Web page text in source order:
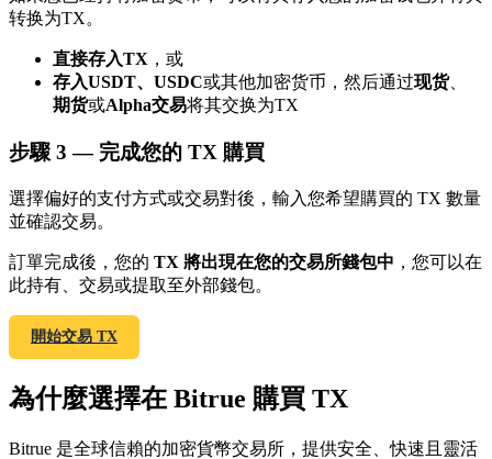
合夥人計劃
最高達65%佣金！
转换为TX。
直接存入TX ，或
存入USDT、USDC或其他加密货币，然后通过现货、
期货或Alpha交易将其交换为TX
步驟 3 — 完成您的 TX 購買
選擇偏好的支付方式或交易對後，輸入您希望購買的 TX 數量
並確認交易。
訂單完成後，您的 TX 將出現在您的交易所錢包中 ，您可以在
此持有、交易或提取至外部錢包。
開始交易 TX
為什麼選擇在 Bitrue 購買 TX
Bitrue 是全球信賴的加密貨幣交易所，提供安全、快速且靈活